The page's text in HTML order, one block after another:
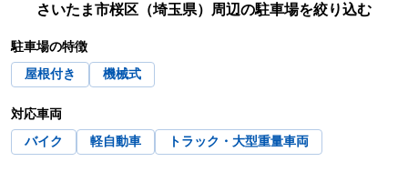
北葛飾郡松伏町 北本市
行田市
越谷市 児玉郡神川町
幸手市 狭山市
志木市
秩父郡長瀞町 秩父郡皆野町
比企郡吉見町 比企郡嵐山町
日高市
富士見市
本庄市
さいたま市桜区（埼玉県）
周辺の駐車場を絞り込む
駐車場の特徴
屋根付き
機械式
対応車両
バイク
軽自動車 トラック・大型重量車両